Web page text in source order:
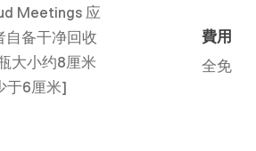
Meetings 应
自备干净回收
大小约8厘米
于6厘米]
費用
全免